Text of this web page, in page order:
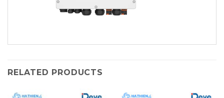
RELATED PRODUCTS